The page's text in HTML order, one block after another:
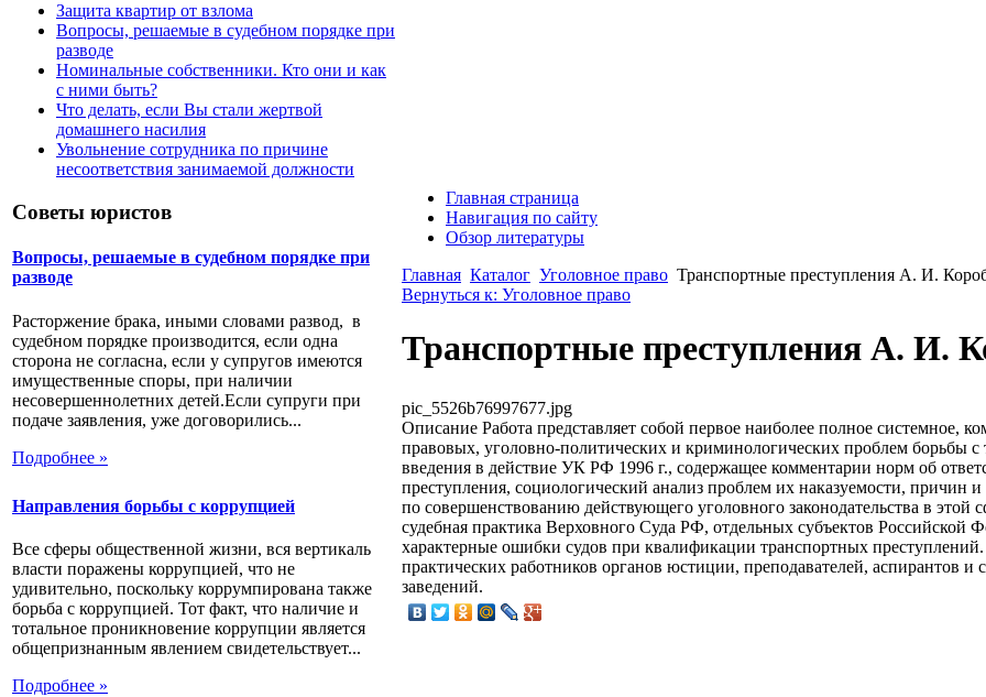
Защита квартир от взлома
Вопросы, решаемые в судебном порядке при
разводе
Номинальные собственники. Кто они и как
с ними быть?
Что делать, если Вы стали жертвой
домашнего насилия
Увольнение сотрудника по причине
несоответствия занимаемой должности
Советы юристов
Вопросы, решаемые в судебном порядке при
разводе
Расторжение брака, иными словами развод, в
судебном порядке производится, если одна
сторона не согласна, если у супругов имеются
имущественные споры, при наличии
несовершеннолетних детей.Если супруги при
подаче заявления, уже договорились...
Подробнее »
Направления борьбы с коррупцией
Все сферы общественной жизни, вся вертикаль
власти поражены коррупцией, что не
удивительно, поскольку коррумпирована также
борьба с коррупцией. Тот факт, что наличие и
тотальное проникновение коррупции является
общепризнанным явлением свидетельствует...
Подробнее »
Главная страница
Навигация по сайту
Обзор литературы
Главная Каталог Уголовное право Транспортные преступления А. И.
Вернуться к: Уголовное право
Транспортные преступления А. И.
pic_5526b76997677.jpg
Описание Работа представляет собой первое наиболее полное системное,
правовых, уголовно-политических и криминологических проблем борьбы с
введения в действие УК РФ 1996 г., содержащее комментарии норм об
преступления, социологический анализ проблем их наказуемости, причин
по совершенствованию действующего уголовного законодательства в этой
судебная практика Верховного Суда РФ, отдельных субъектов Российской
характерные ошибки судов при квалификации транспортных
практических работников органов юстиции, преподавателей, аспирантов и
заведений.